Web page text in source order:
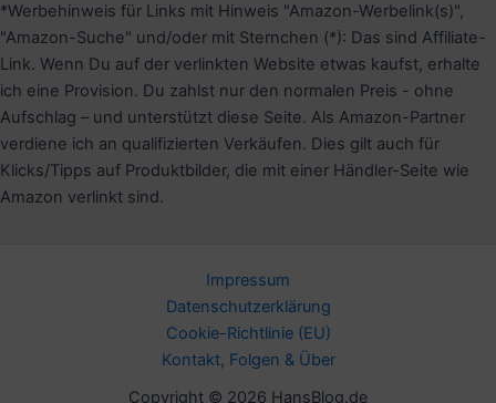
*Werbehinweis für Links mit Hinweis "Amazon-Werbelink(s)",
"Amazon-Suche" und/oder mit Sternchen (*): Das sind Affiliate-
Link. Wenn Du auf der verlinkten Website etwas kaufst, erhalte
ich eine Provision. Du zahlst nur den normalen Preis - ohne
Aufschlag – und unterstützt diese Seite. Als Amazon-Partner
verdiene ich an qualifizierten Verkäufen. Dies gilt auch für
Klicks/Tipps auf Produktbilder, die mit einer Händler-Seite wie
Amazon verlinkt sind.
Impressum
Datenschutzerklärung
Cookie-Richtlinie (EU)
Kontakt, Folgen & Über
Copyright © 2026 HansBlog.de